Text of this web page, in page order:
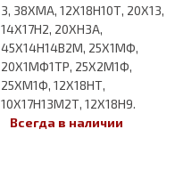
3, 38ХМА, 12Х18Н10Т, 20Х13,
14Х17Н2, 20ХН3А,
45Х14Н14В2М, 25Х1МФ,
20Х1МФ1ТР, 25Х2М1Ф,
25ХМ1Ф, 12Х18НТ,
10Х17Н13М2Т, 12Х18Н9.
Всегда в наличии